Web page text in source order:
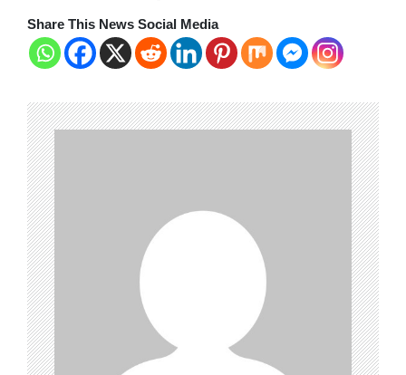
Share This News Social Media